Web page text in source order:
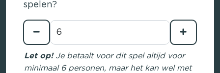
spelen?
Let op!Je betaalt voor dit spel altijd voor
minimaal 6 personen, maar het kan wel met